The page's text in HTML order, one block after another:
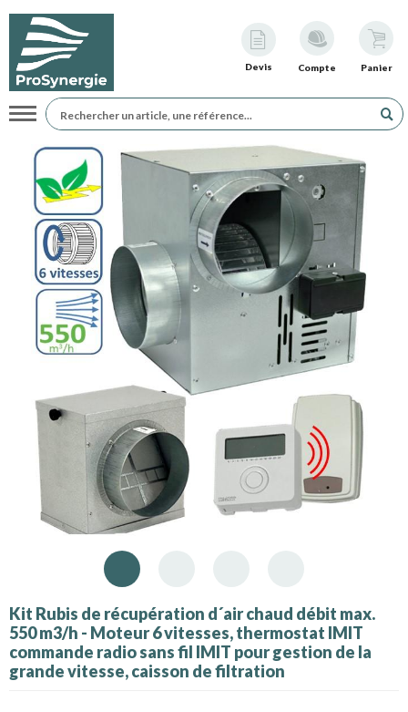
Devis Compte Panier
Navigation
Kit Rubis de récupération d´air chaud débit max.
550 m3/h - Moteur 6 vitesses, thermostat IMIT
commande radio sans fil IMIT pour gestion de la
grande vitesse, caisson de filtration